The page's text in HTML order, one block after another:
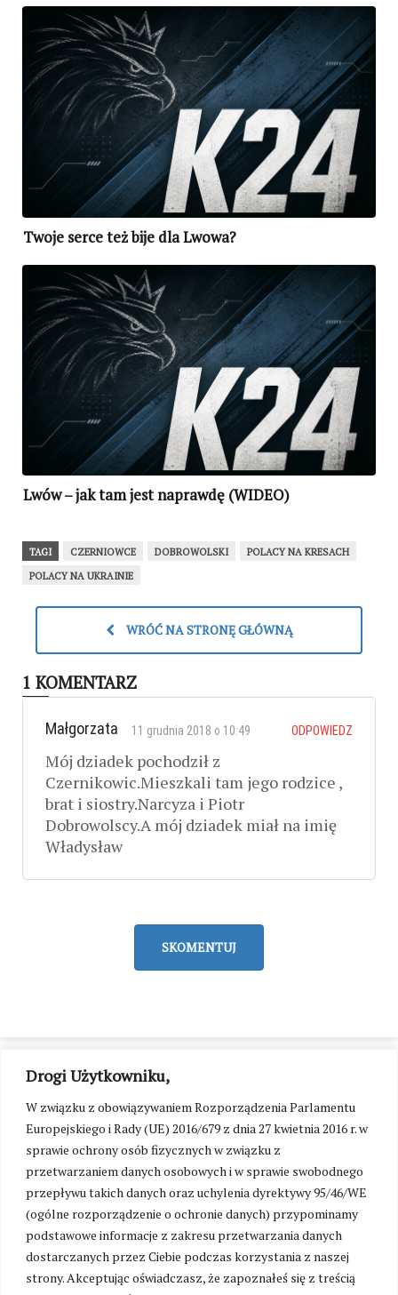
Drogi Użytkowniku,
W związku z obowiązywaniem Rozporządzenia Parlamentu
Europejskiego i Rady (UE) 2016/679 z dnia 27 kwietnia 2016 r. w
sprawie ochrony osób fizycznych w związku z
przetwarzaniem danych osobowych i w sprawie swobodnego
przepływu takich danych oraz uchylenia dyrektywy 95/46/WE
(ogólne rozporządzenie o ochronie danych) przypominamy
podstawowe informacje z zakresu przetwarzania danych
dostarczanych przez Ciebie podczas korzystania z naszej
strony. Akceptując oświadczasz, że zapoznałeś się z treścią
Twoje serce też bije dla Lwowa?
Lwów – jak tam jest naprawdę (WIDEO)
TAGI CZERNIOWCE DOBROWOLSKI
POLACY NA KRESACH
POLACY NA UKRAINIE
WRÓĆ NA STRONĘ GŁÓWNĄ
1 KOMENTARZ
Małgorzata 11 grudnia 2018 o 10:49 ODPOWIEDZ
Mój dziadek pochodził z
Czernikowic.Mieszkali tam jego rodzice ,
brat i siostry.Narcyza i Piotr
Dobrowolscy.A mój dziadek miał na imię
Władysław
SKOMENTUJ